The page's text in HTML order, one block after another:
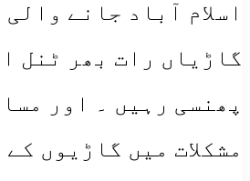
اسلام آباد جانے والی
گاڑیاں رات بھر ٹنل
پھنسی رہیں ۔ اور
مشکلات میں گاڑیوں